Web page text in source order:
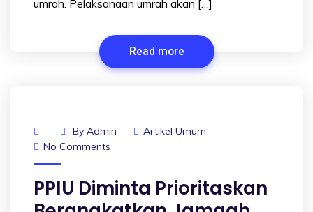
umrah. Pelaksanaan umrah akan […]
Read more
By Admin
Artikel Umum
No Comments
PPIU Diminta Prioritaskan